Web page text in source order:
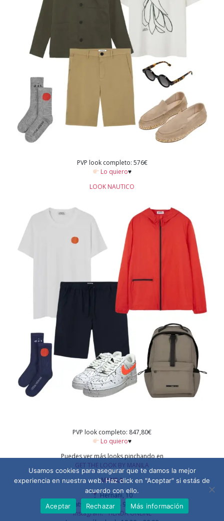
PVP look completo: 576€
Lo quiero♥️
LOOK NAUTICO
PVP look completo: 847,80€
Lo quiero♥️
Puedes ver más looks pinchando en
GET THE LOOK BY MANILA
MANILA
Hernani, 10
WhatsApp y
:+34 943 90 50 57
Instagram.TIENDA ONLINE
Usamos cookies para asegurar que te damos la mejor
experiencia en nuestra web. Haz click en "Aceptar" si estás de
acuerdo con ello.
Aceptar
Rechazar Más información